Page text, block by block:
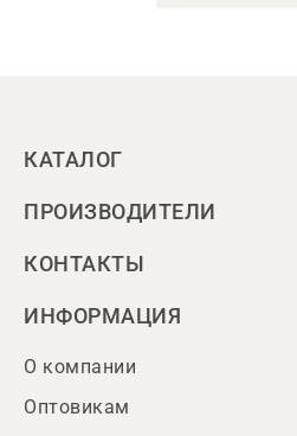
КАТАЛОГ
ПРОИЗВОДИТЕЛИ
КОНТАКТЫ
ИНФОРМАЦИЯ
О компании
Оптовикам